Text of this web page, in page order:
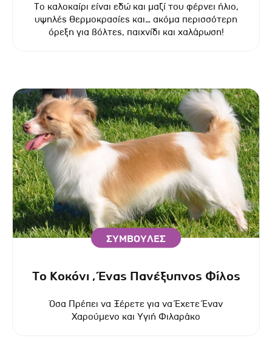
Το καλοκαίρι είναι εδώ και μαζί του φέρνει ήλιο,
υψηλές θερμοκρασίες και… ακόμα περισσότερη
όρεξη για βόλτες, παιχνίδι και χαλάρωση!
ΣΥΜΒΟΥΛΕΣ
Το Κοκόνι , Ένας Πανέξυπνος Φίλος
Όσα Πρέπει να Ξέρετε για να Έχετε Έναν
Χαρούμενο και Υγιή Φιλαράκο